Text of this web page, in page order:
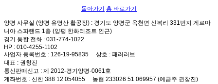
돌아가기 홈 바로가기
양평 사무실 (양평 유명산 활공장) : 경기도 양평군 옥천면 신복리 331번지 게르마
니아 스파랜드 1층 (양평 한화리조트 인근)
경기 통합 전화 : 031-774-1022
HP : 010-4255-1102
사업자 등록번호 : 126-19-95835 상호 : 패러러브
대표 : 권창진
통신판매신고 : 제 2012-경기양평-0061호
계좌번호 : 신한 388 12 054055 농협 233026 51 069957 (예금주 권창진)